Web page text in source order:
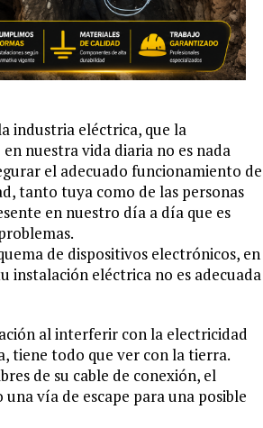
industria eléctrica, que la
nuestra vida diaria no es nada
el adecuado funcionamiento de
tanto tuya como de las personas
en nuestro día a día que es
de dispositivos electrónicos, en
instalación eléctrica no es adecuada
al interferir con la electricidad
tiene todo que ver con la tierra.
de su cable de conexión, el
vía de escape para una posible